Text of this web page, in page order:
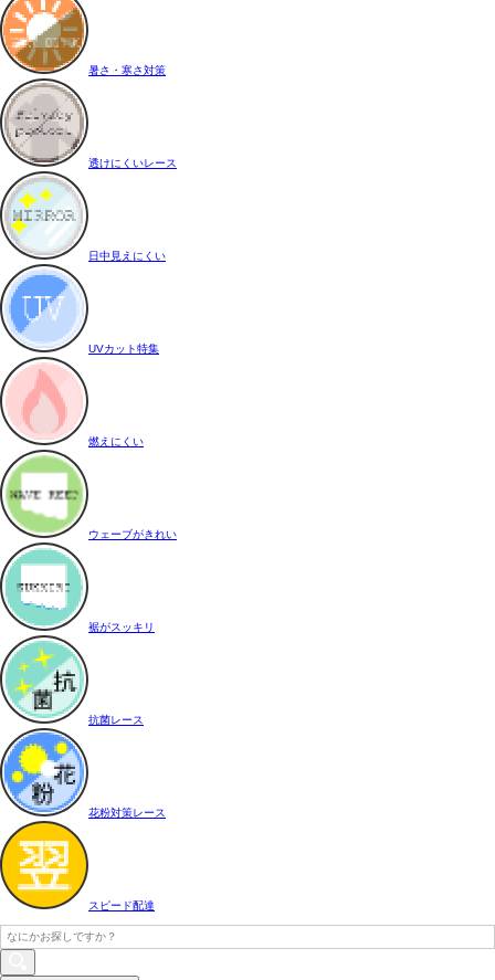
暑さ・寒さ対策
透けにくいレース
日中見えにくい
UVカット特集
燃えにくい
ウェーブがきれい
裾がスッキリ
抗菌レース
花粉対策レース
スピード配達